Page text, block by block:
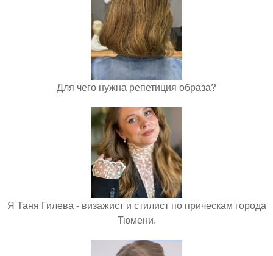
Для чего нужна репетиция образа?
Я Таня Гилева - визажист и стилист по прическам города
Тюмени.